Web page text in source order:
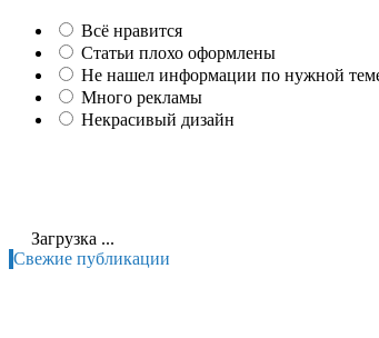
Всё нравится
Статьи плохо оформлены
Не нашел информации по нужной
Много рекламы
Некрасивый дизайн
Загрузка ...
Свежие публикации